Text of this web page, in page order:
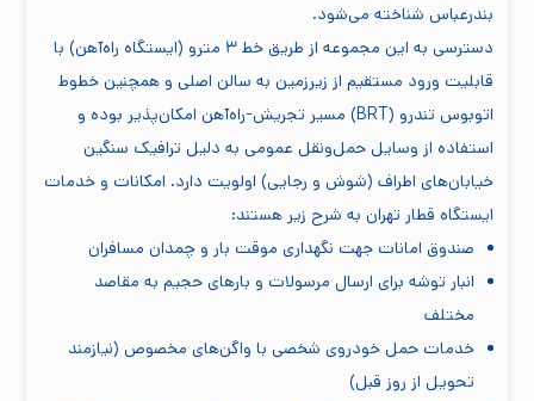
بندرعباس شناخته می‌شود.
دسترسی به این مجموعه از طریق خط ۳ مترو (ایستگاه راه‌آهن) با
قابلیت ورود مستقیم از زیرزمین به سالن اصلی و همچنین خطوط
اتوبوس تندرو (BRT) مسیر تجریش-راه‌آهن امکان‌پذیر بوده و
استفاده از وسایل حمل‌ونقل عمومی به دلیل ترافیک سنگین
خیابان‌های اطراف (شوش و رجایی) اولویت دارد. امکانات و خدمات
ایستگاه قطار تهران به شرح زیر هستند:
صندوق امانات جهت نگهداری موقت بار و چمدان مسافران
انبار توشه برای ارسال مرسولات و بارهای حجیم به مقاصد
مختلف
خدمات حمل خودروی شخصی با واگن‌های مخصوص (نیازمند
تحویل از روز قبل)